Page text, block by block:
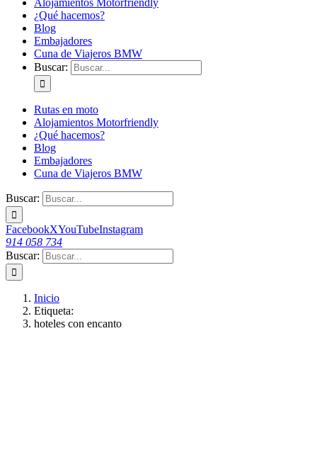
Alojamientos Motorfriendly
¿Qué hacemos?
Blog
Embajadores
Cuna de Viajeros BMW
Buscar:
Rutas en moto
Alojamientos Motorfriendly
¿Qué hacemos?
Blog
Embajadores
Cuna de Viajeros BMW
Buscar:
FacebookXYouTubeInstagram
914 058 734
Buscar:
Inicio
Etiqueta:
hoteles con encanto